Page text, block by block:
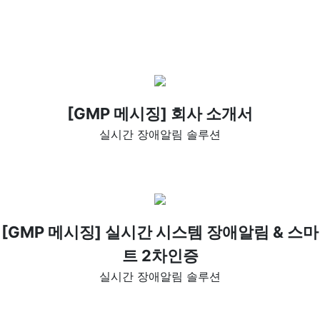
[GMP 메시징] 회사 소개서
실시간 장애알림 솔루션
[GMP 메시징] 실시간 시스템 장애알림 & 스마
트 2차인증
실시간 장애알림 솔루션